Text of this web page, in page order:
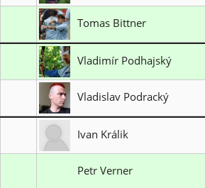
Tomas Bittner
I. Královský lukostřelecký klub
Vladimír Podhajský
Vladislav Podracký
LK ESKA Cheb
Ivan Králik
Petr Verner